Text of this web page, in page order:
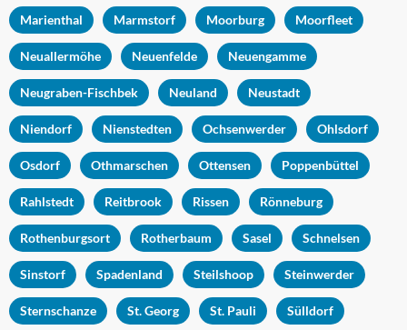
Marienthal Marmstorf Moorburg Moorfleet
Neuallermöhe Neuenfelde Neuengamme
Neugraben-Fischbek Neuland Neustadt
Niendorf Nienstedten Ochsenwerder Ohlsdorf
Osdorf Othmarschen Ottensen Poppenbüttel
Rahlstedt Reitbrook Rissen Rönneburg
Rothenburgsort Rotherbaum Sasel Schnelsen
Sinstorf Spadenland Steilshoop Steinwerder
Sternschanze St. Georg St. Pauli Sülldorf